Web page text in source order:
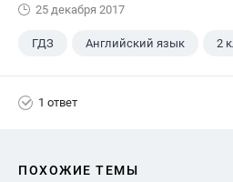
25 декабря 2017
ГДЗ Английский язык 2
1 ответ
ПОХОЖИЕ ТЕМЫ